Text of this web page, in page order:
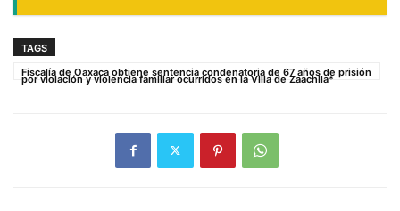
TAGS
Fiscalía de Oaxaca obtiene sentencia condenatoria de 67 años de prisión
por violación y violencia familiar ocurridos en la Villa de Zaachila*